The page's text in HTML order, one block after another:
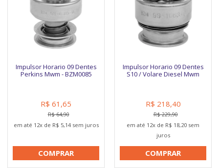
Impulsor Horario 09 Dentes
Perkins Mwm - BZM0085
R$ 61,65
R$ 64,90
em até 12x de R$ 5,14 sem juros
COMPRAR
Impulsor Horario 09 Dentes
S10 / Volare Diesel Mwm
R$ 218,40
R$ 229,90
em até 12x de R$ 18,20 sem
juros
COMPRAR